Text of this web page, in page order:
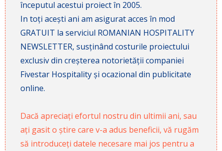
începutul acestui proiect în 2005.
In toți acești ani am asigurat acces în mod
GRATUIT la serviciul ROMANIAN HOSPITALITY
NEWSLETTER, susținând costurile proiectului
exclusiv din creșterea notorietății companiei
Fivestar Hospitality și ocazional din publicitate
online.
Dacă apreciați efortul nostru din ultimii ani, sau
ați gasit o știre care v-a adus beneficii, vă rugăm
să introduceți datele necesare mai jos pentru a